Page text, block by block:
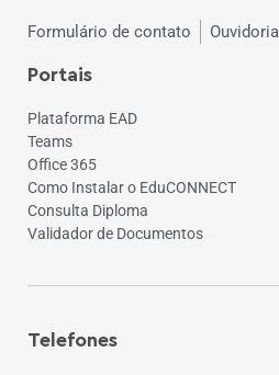
Formulário de contato Ouvidoria
Portais
Plataforma EAD
Teams
Office 365
Como Instalar o EduCONNECT
Consulta Diploma
Validador de Documentos
Telefones